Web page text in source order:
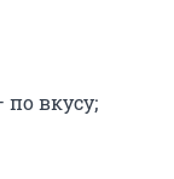
вкусу;